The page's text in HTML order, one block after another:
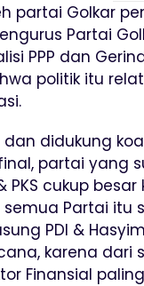
partai Golkar
Partai
PPP dan
politik itu
didukung
partai yang
& PKS cukup
Partai itu
PDI &
karena dari
Finansial